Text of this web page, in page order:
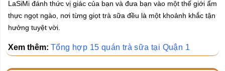
LaSiMi đánh thức vị giác của bạn và đưa bạn vào một thế giới ẩm
thực ngọt ngào, nơi từng giọt trà sữa đều là một khoảnh khắc tận
hưởng tuyệt vời.
Xem thêm: Tổng hợp 15 quán trà sữa tại Quận 1